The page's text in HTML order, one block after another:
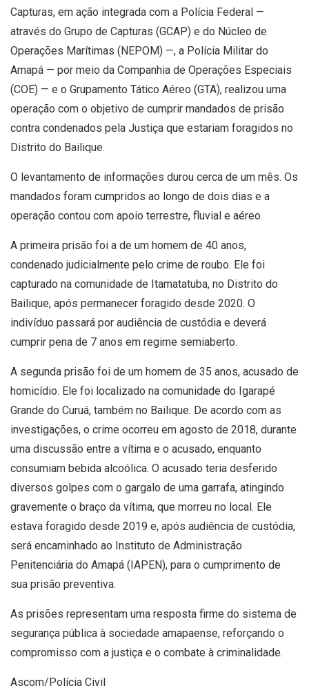
Capturas, em ação integrada com a Polícia Federal —
através do Grupo de Capturas (GCAP) e do Núcleo de
Operações Marítimas (NEPOM) —, a Polícia Militar do
Amapá — por meio da Companhia de Operações Especiais
(COE) — e o Grupamento Tático Aéreo (GTA), realizou uma
operação com o objetivo de cumprir mandados de prisão
contra condenados pela Justiça que estariam foragidos no
Distrito do Bailique.
O levantamento de informações durou cerca de um mês. Os
mandados foram cumpridos ao longo de dois dias e a
operação contou com apoio terrestre, fluvial e aéreo.
A primeira prisão foi a de um homem de 40 anos,
condenado judicialmente pelo crime de roubo. Ele foi
capturado na comunidade de Itamatatuba, no Distrito do
Bailique, após permanecer foragido desde 2020. O
indivíduo passará por audiência de custódia e deverá
cumprir pena de 7 anos em regime semiaberto.
A segunda prisão foi de um homem de 35 anos, acusado de
homicídio. Ele foi localizado na comunidade do Igarapé
Grande do Curuá, também no Bailique. De acordo com as
investigações, o crime ocorreu em agosto de 2018, durante
uma discussão entre a vítima e o acusado, enquanto
consumiam bebida alcoólica. O acusado teria desferido
diversos golpes com o gargalo de uma garrafa, atingindo
gravemente o braço da vítima, que morreu no local. Ele
estava foragido desde 2019 e, após audiência de custódia,
será encaminhado ao Instituto de Administração
Penitenciária do Amapá (IAPEN), para o cumprimento de
sua prisão preventiva.
As prisões representam uma resposta firme do sistema de
segurança pública à sociedade amapaense, reforçando o
compromisso com a justiça e o combate à criminalidade.
Ascom/Polícia Civil